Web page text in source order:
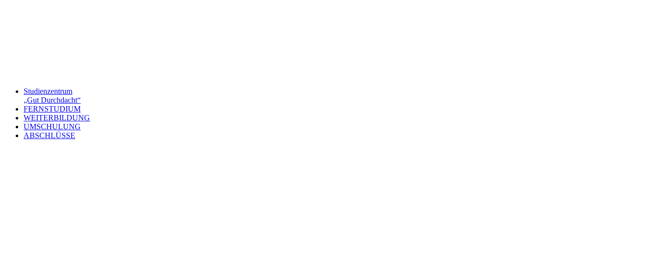
Studienzentrum
„Gut Durchdacht“
FERNSTUDIUM
WEITERBILDUNG
UMSCHULUNG
ABSCHLÜSSE